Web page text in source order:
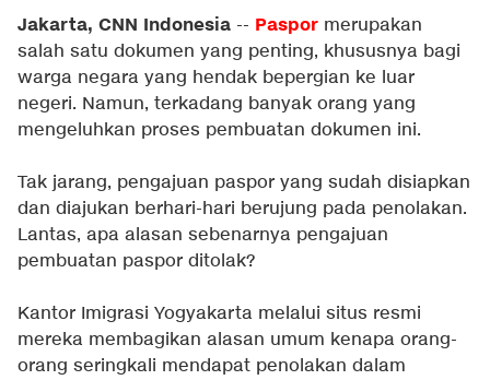
Jakarta, CNN Indonesia -- Paspor merupakan
salah satu dokumen yang penting, khususnya bagi
warga negara yang hendak bepergian ke luar
negeri. Namun, terkadang banyak orang yang
mengeluhkan proses pembuatan dokumen ini.
Tak jarang, pengajuan paspor yang sudah disiapkan
dan diajukan berhari-hari berujung pada penolakan.
Lantas, apa alasan sebenarnya pengajuan
pembuatan paspor ditolak?
Kantor Imigrasi Yogyakarta melalui situs resmi
mereka membagikan alasan umum kenapa orang-
orang seringkali mendapat penolakan dalam